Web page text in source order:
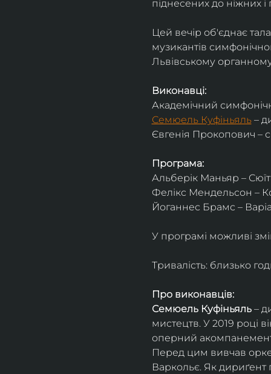
піднесених до ніжних
Цей вечір об'єднає
музикантів
Львівському органному
Виконавці:
Академічний
Семюель Куфіньяль –
Євгенія Прокопович –
Програма:
Альберік Маньяр –
Фелікс Мендельсон –
Йоганнес Брамс –
У програмі можливі
Тривалість: близько
Про виконавців:
Семюель Куфіньяль –
мистецтв. У 2019 році
оперний
Перед цим вивчав
Варкольє. Як дириґент